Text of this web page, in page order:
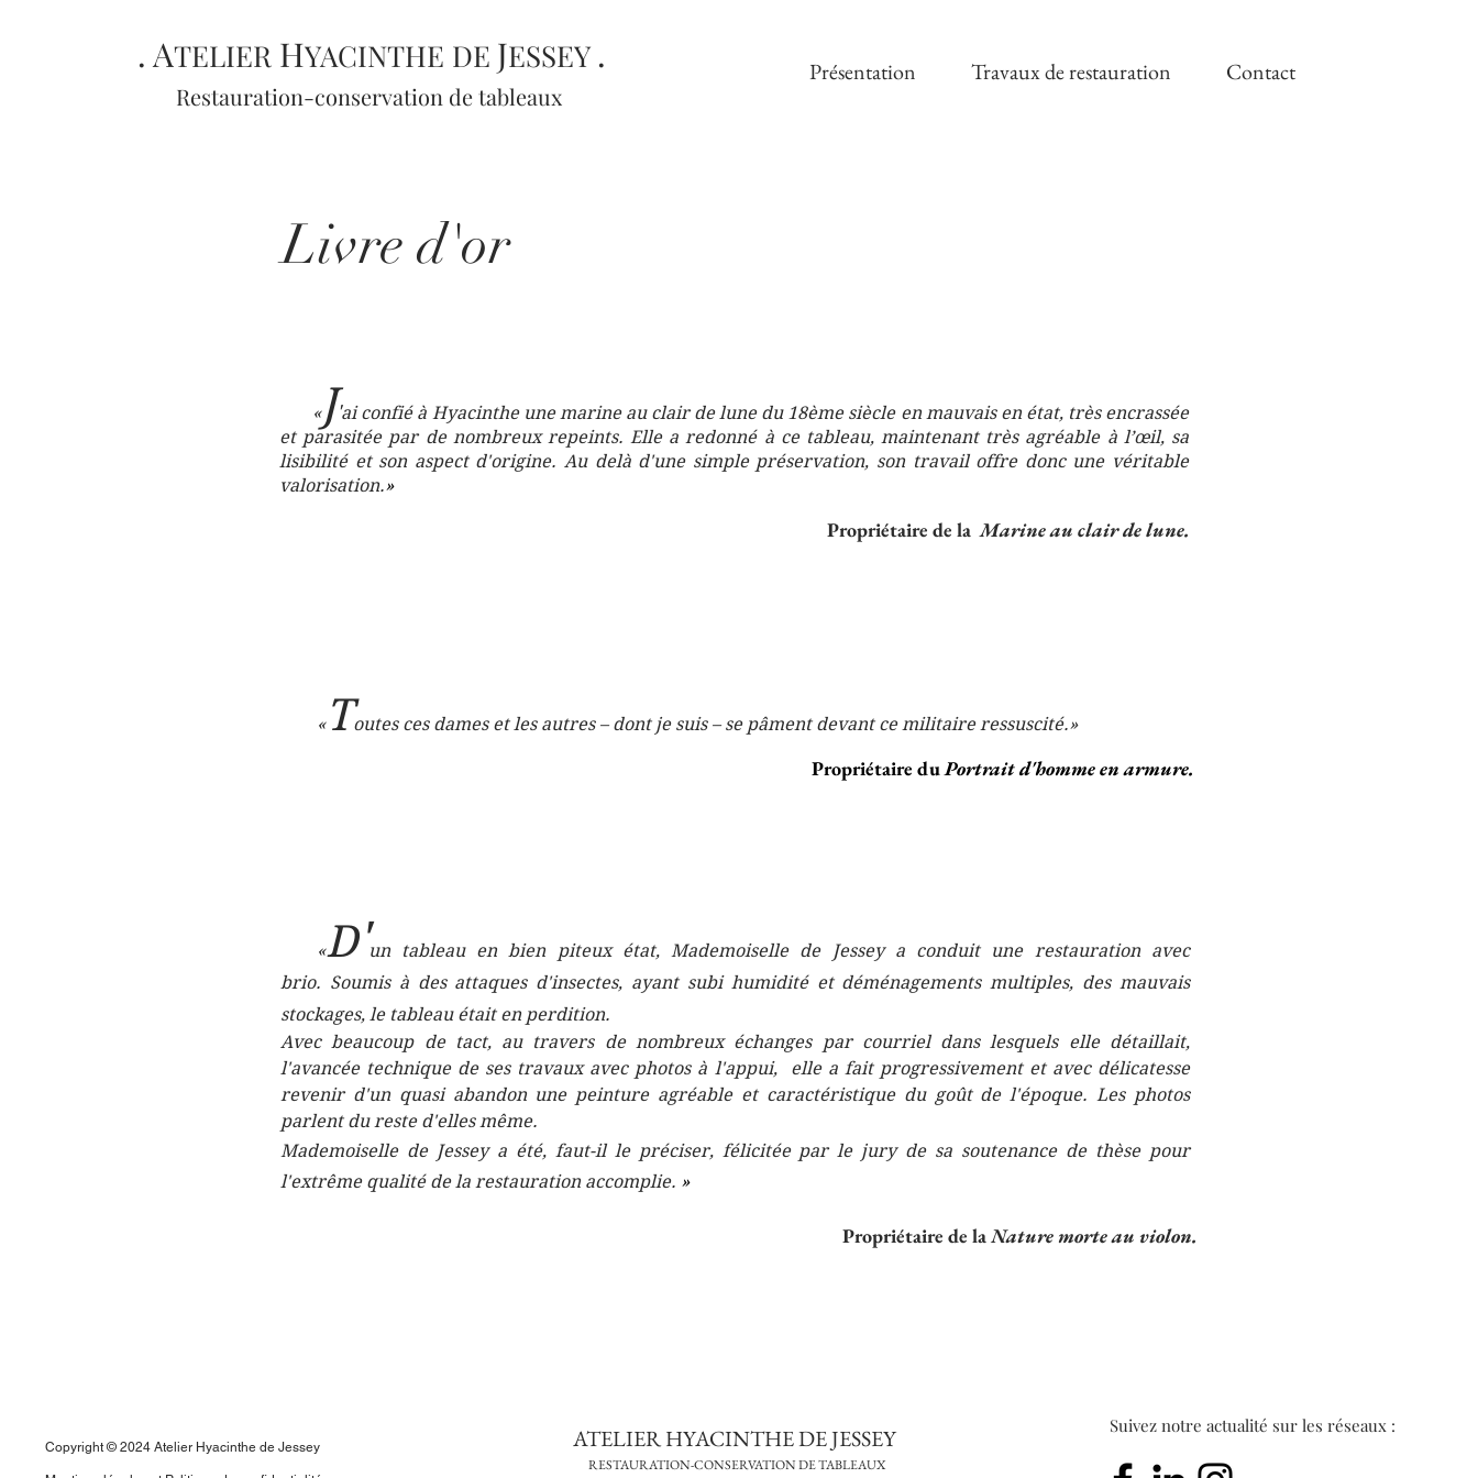
. ATELIER HYACINTHE DE JESSEY .
Restauration-conservation de tableaux
Présentation Travaux de restauration Contact
Livre d'or
«J'ai confié à Hyacinthe une marine au clair de lune du 18ème siècle en mauvais en état, très encrassée
et parasitée par de nombreux repeints. Elle a redonné à ce tableau, maintenant très agréable à l’œil, sa
lisibilité et son aspect d'origine. Au delà d'une simple préservation, son travail offre donc une véritable
valorisation.»
Propriétaire de laMarine au clair de lune.
«Toutes ces dames et les autres – dont je suis – se pâment devant ce militaire ressuscité.»
Propriétaire duPortrait d'homme en armure.
«D'un tableau en bien piteux état, Mademoiselle de Jessey a conduit une restauration avec
brio. Soumis à des attaques d'insectes, ayant subi humidité et déménagements multiples, des mauvais
stockages, le tableau était en perdition.
Avec beaucoup de tact, au travers de nombreux échanges par courriel dans lesquels elle détaillait,
l'avancée technique de ses travaux avec photos à l'appui, elle a fait progressivement et avec délicatesse
revenir d'un quasi abandon une peinture agréable et caractéristique du goût de l'époque. Les photos
parlent du reste d'elles même.
Mademoiselle de Jessey a été, faut-il le préciser, félicitée par le jury de sa soutenance de thèse pour
l'extrême qualité de la restauration accomplie. »
Propriétaire de laNature morte au violon.
Copyright © 2024 Atelier Hyacinthe de Jessey ATELIER HYACINTHEDEJESSEY
RESTAURATION-CONSERVATION DE TABLEAUX
Suivez notre actualité sur les réseaux :